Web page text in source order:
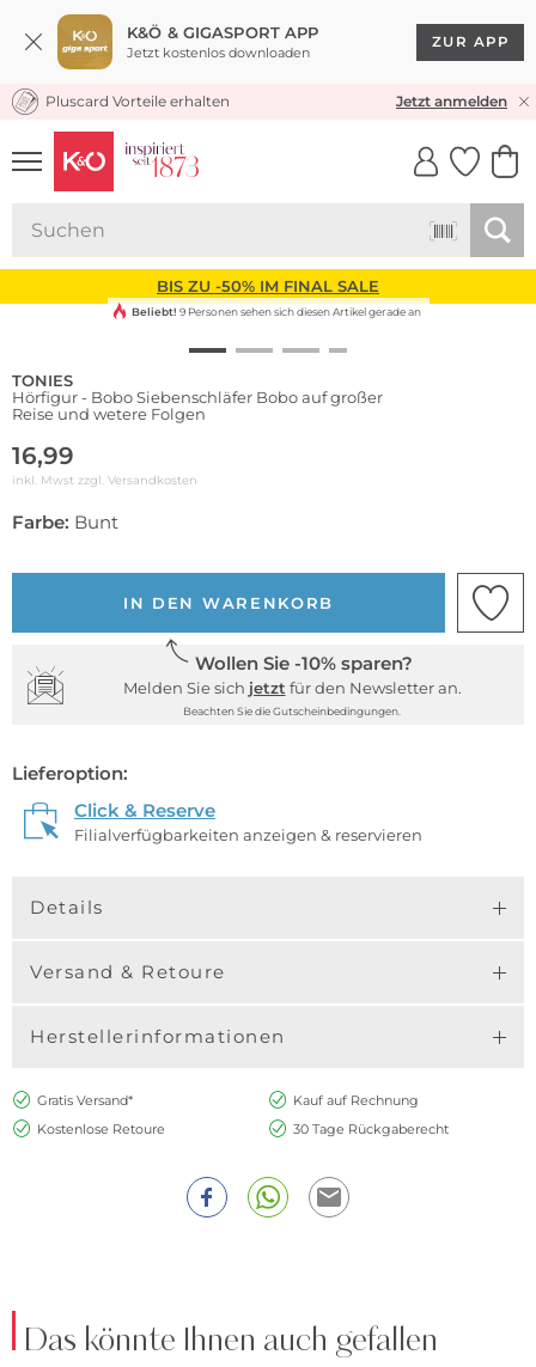
K&Ö & GIGASPORT APP
Jetzt kostenlos downloaden
ZUR APP
KOSTENLOSER VERSAND* & RÜCKVERSAND
Pluscard Vorteile erhalten Jetzt anmelden
UNSERE APP
CLICK &
BIS ZU -50% IM FINAL SALE
Beliebt! 9 Personen sehen sich diesen Artikel gerade an
TONIES
Hörfigur - Bobo Siebenschläfer Bobo auf großer
Reise und wetere Folgen
16,99
inkl. Mwst zzgl. Versandkosten
Farbe: Bunt
IN DEN WARENKORB
Wollen Sie -10% sparen?
Melden Sie sich jetzt für den Newsletter an.
Beachten Sie die Gutscheinbedingungen.
Lieferoption:
Click & Reserve
Filialverfügbarkeiten anzeigen & reservieren
Details
Versand & Retoure
Herstellerinformationen
Gratis Versand*
Kauf auf Rechnung
Kostenlose Retoure
30 Tage Rückgaberecht
Das könnte Ihnen auch gefallen